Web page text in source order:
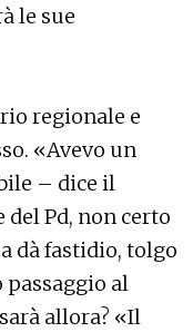
le sue
regionale e
«Avevo un
– dice il
Pd, non certo
dà fastidio, tolgo
al
allora? «Il